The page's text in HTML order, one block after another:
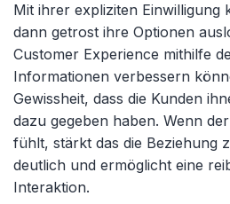
Mit ihrer expliziten Einwilligung
dann getrost ihre Optionen
Customer Experience mithilfe
Informationen verbessern
Gewissheit, dass die Kunden
dazu gegeben haben. Wenn
fühlt, stärkt das die Beziehung
deutlich und ermöglicht eine
Interaktion.